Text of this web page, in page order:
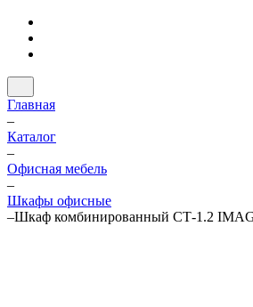
Главная
–
Каталог
–
Офисная мебель
–
Шкафы офисные
–Шкаф комбинированный СТ-1.2